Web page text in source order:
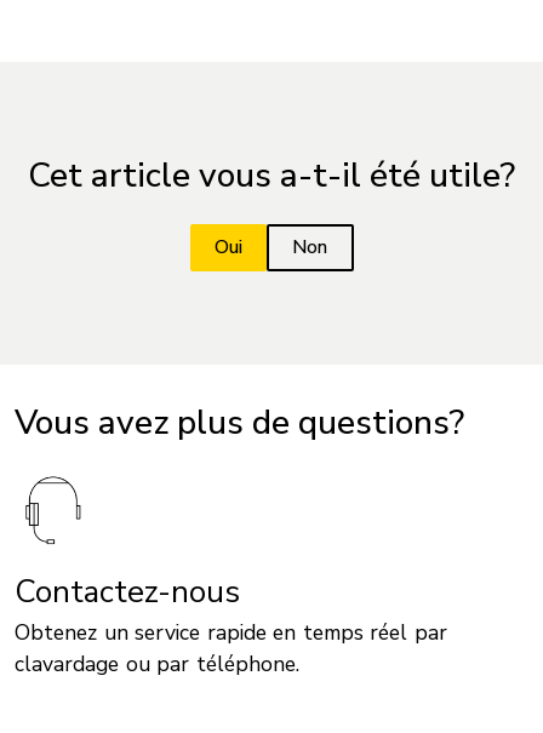
Cet article vous a-t-il été utile?
Vous avez plus de questions?
Contactez-nous
Obtenez un service rapide en temps réel par
clavardage ou par téléphone.